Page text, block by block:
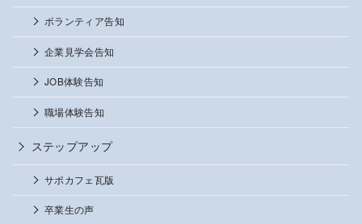
ボランティア告知
企業見学会告知
JOB体験告知
職場体験告知
ステップアップ
サポカフェ瓦版
卒業生の声